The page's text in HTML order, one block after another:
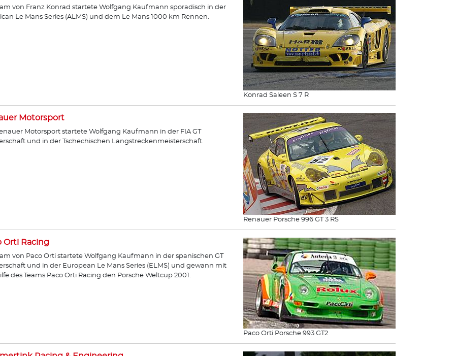
Konrad Saleen S 7 R
von Franz Konrad startete Wolfgang Kaufmann sporadisch in der
Le Mans Series (ALMS) und dem Le Mans 1000 km Rennen.
Renauer Porsche 996 GT 3 RS
Motorsport
Motorsport startete Wolfgang Kaufmann in der FIA GT
und in der Tschechischen Langstreckenmeisterschaft.
Paco Orti Porsche 993 GT2
Orti Racing
von Paco Orti startete Wolfgang Kaufmann in der spanischen GT
und in der European Le Mans Series (ELMS) und gewann mit
des Teams Paco Orti Racing den Porsche Weltcup 2001.